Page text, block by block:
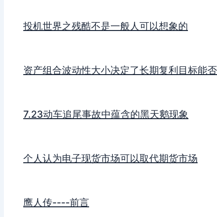
投机世界之残酷不是一般人可以想象的
资产组合波动性大小决定了长期复利目标能
7.23动车追尾事故中蕴含的黑天鹅现象
个人认为电子现货市场可以取代期货市场
鹰人传----前言